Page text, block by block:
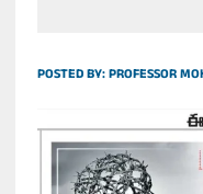
POSTED BY:PROFESSOR